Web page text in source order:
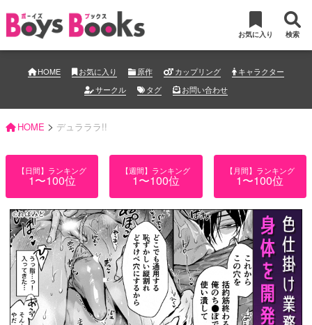
お気に入り 検索
HOME お気に入り 原作 カップリング
キャラクター
サークル
タグ お問い合わせ
HOME > デュラララ!!
【日間】ランキング
1〜100位
【週間】ランキング
1〜100位
【月間】ランキング
1〜100位